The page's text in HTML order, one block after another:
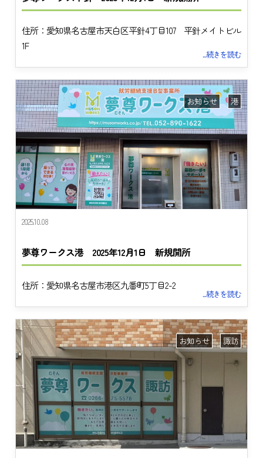
住所：愛知県名古屋市天白区平針4丁目107 平針メイトビル
1F
...続きを読む
2025.10.08
夢尊ワークス港 2025年12月1日 新規開所
お知らせ 港
住所：愛知県名古屋市港区九番町5丁目2-2
...続きを読む
お知らせ 諏訪